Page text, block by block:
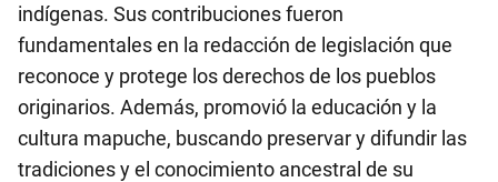
indígenas. Sus contribuciones fueron
fundamentales en la redacción de legislación que
reconoce y protege los derechos de los pueblos
originarios. Además, promovió la educación y la
cultura mapuche, buscando preservar y difundir las
tradiciones y el conocimiento ancestral de su